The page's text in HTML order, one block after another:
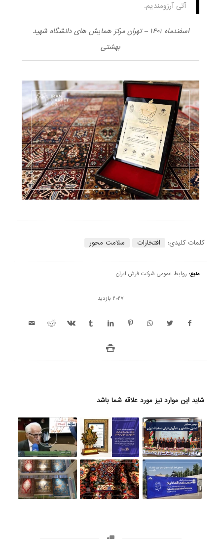
آتی آرزومندیم.
اسفندماه ۱۴۰۱ – تهران مرکز همایش های دانشگاه شهید
بهشتی
کلمات کلیدی: افتخارات سلامت محور
منبع: روابط عمومی شرکت فرش ایران
2027 بازدید
شاید این موارد نیز مورد علاقه شما باشد